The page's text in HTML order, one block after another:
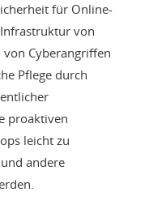
für Online-
von
Cyberangriffen
Pflege durch
proaktiven
leicht zu
andere